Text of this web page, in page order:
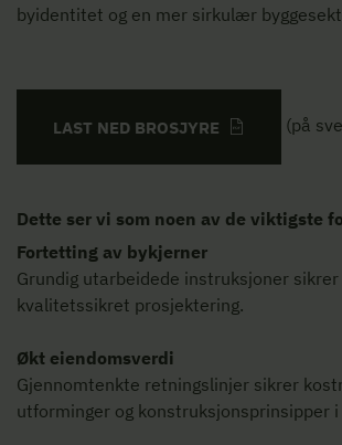
byidentitet og en mer sirkulær
LAST NED BROSJYRE (på
Dette ser vi som noen av de viktigste
Fortetting av bykjerner
Grundig utarbeidede instruksjoner sikrer
kvalitetssikret prosjektering.
Økt eiendomsverdi
Gjennomtenkte retningslinjer sikrer
utforminger og konstruksjonsprinsipper